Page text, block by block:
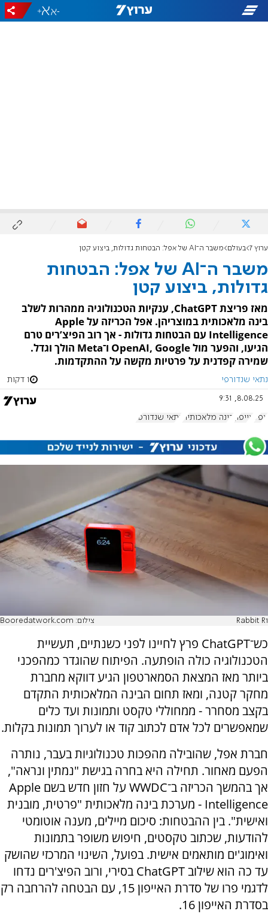
-
+
ערוץ 7 בעולם משבר ה־AI של אפל: הבטחות גדולות, ביצוע קטן
משבר ה־AI של אפל: הבטחות
גדולות, ביצוע קטן
מאז פריצת ChatGPT, ענקיות הטכנולוגיה ממהרות לשלב
בינה מלאכותית במוצריהן. אפל הכריזה על Apple
Intelligence עם הבטחות גדולות - אך רוב הפיצ’רים טרם
הגיעו, והפער מול OpenAI, Google ו־Meta הולך וגדל.
שמירה קפדנית על פרטיות מקשה על ההתקדמות.
נתאי שנדורפי 1 דקות
8.08.25, 9:31
אפל אייפון בינה מלאכותית נתאי שנדורפי
Rabbit R1 צילום: Booredatwork.com
כש־ChatGPT פרץ לחיינו לפני כשנתיים, תעשיית
הטכנולוגיה כולה הופתעה. הפיתוח שהוגדר כמהפכני
ביותר מאז המצאת הסמארטפון הגיע דווקא מחברת
מחקר קטנה, ומאז תחום הבינה המלאכותית התקדם
בקצב מסחרר - ממחוללי טקסט ותמונות ועד כלים
שמאפשרים לכל אדם לכתוב קוד או לערוך תמונות בקלות.
חברת אפל, שהובילה מהפכות טכנולוגיות בעבר, נותרה
הפעם מאחור. תחילה היא בחרה בגישת "נמתין ונראה",
אך בהמשך הכריזה ב־WWDC על חזון חדש בשם Apple
Intelligence - מערכת בינה מלאכותית "פרטית, מובנית
ואישית". בין ההבטחות: סיכום מיילים, מענה אוטומטי
להודעות, שכתוב טקסטים, חיפוש משופר בתמונות
ואימוג'ים מותאמים אישית. בפועל, השינוי המרכזי שהושק
עד כה הוא שילוב ChatGPT בסירי, ורוב הפיצ'רים נדחו
לדגמי פרו של סדרת האייפון 15, עם הבטחה להרחבה רק
בסדרת האייפון 16.